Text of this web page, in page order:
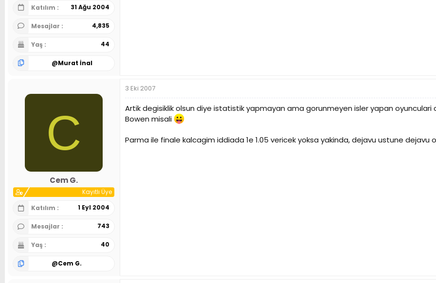
Katılım
31 Ağu 2004
Mesajlar 4,835
Yaş 44
@Murat İnal
C
Cem G.
Kayıtlı Üye
Katılım
1 Eyl 2004
Mesajlar 743
Yaş 40
@Cem G.
3 Eki 2007
Artik degisiklik olsun diye istatistik yapmayan ama gorunmeyen isler yapan
Bowen misali
Parma ile finale kalcagim iddiada 1e 1.05 vericek yoksa yakinda, dejavu ustune dejavu